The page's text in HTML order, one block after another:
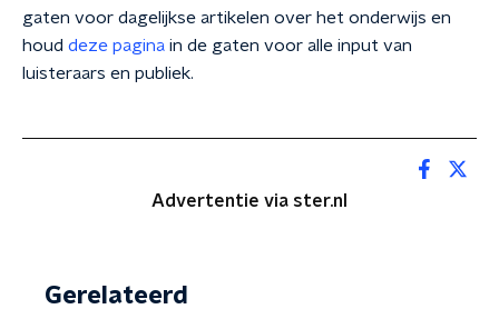
gaten voor dagelijkse artikelen over het onderwijs en
houd deze pagina in de gaten voor alle input van
luisteraars en publiek.
Advertentie via ster.nl
Gerelateerd